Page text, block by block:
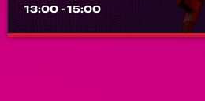
13:00 - 15:00